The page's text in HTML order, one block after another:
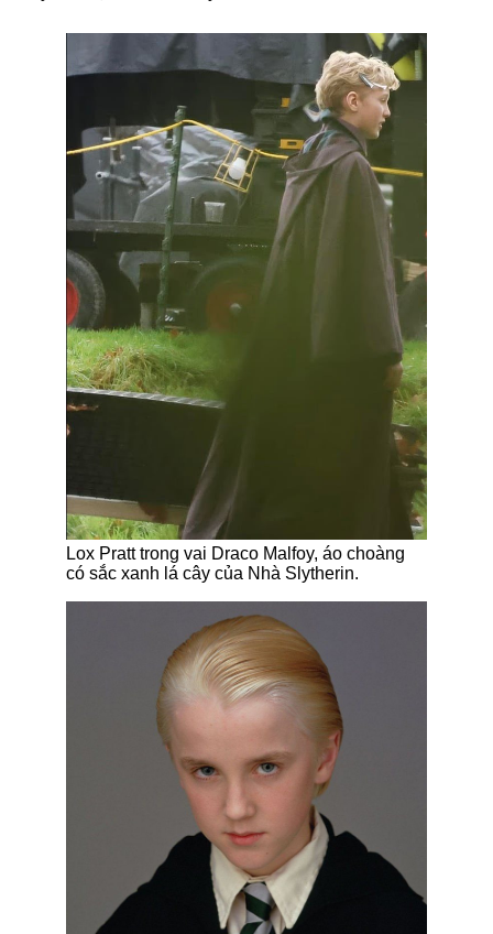
Lox Pratt trong vai Draco Malfoy, áo choàng
có sắc xanh lá cây của Nhà Slytherin.